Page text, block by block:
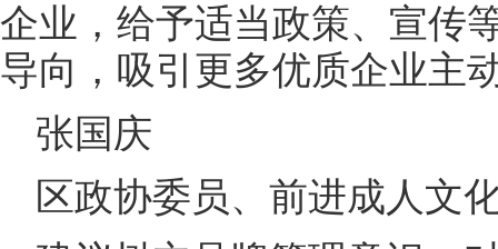
企业，给予适当政策、宣传
导向，吸引更多优质企业主
张国庆
区政协委员、前进成人文